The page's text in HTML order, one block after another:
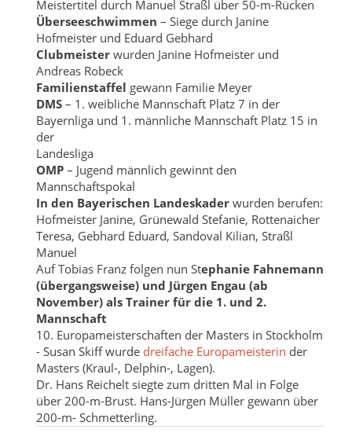
Meistertitel durch Manuel Straßl über 50-m-Rücken
Überseeschwimmen – Siege durch Janine
Hofmeister und Eduard Gebhard
Clubmeisterwurden Janine Hofmeister und
Andreas Robeck
Familienstaffel gewann Familie Meyer
DMS– 1. weibliche Mannschaft Platz 7 in der
Bayernliga und 1. männliche Mannschaft Platz 15 in
der
Landesliga
OMP– Jugend männlich gewinnt den
Mannschaftspokal
In den Bayerischen Landeskaderwurden berufen:
Hofmeister Janine, Grünewald Stefanie, Rottenaicher
Teresa, Gebhard Eduard, Sandoval Kilian, Straßl
Manuel
Auf Tobias Franz folgen nun Stephanie Fahnemann
(übergangsweise) und Jürgen Engau (ab
November) als Trainer für die 1. und 2.
Mannschaft
10. Europameisterschaften der Masters in Stockholm
- Susan Skiff wurde dreifache Europameisterin der
Masters (Kraul-, Delphin-, Lagen).
Dr. Hans Reichelt siegte zum dritten Mal in Folge
über 200-m-Brust. Hans-Jürgen Müller gewann über
200-m- Schmetterling.